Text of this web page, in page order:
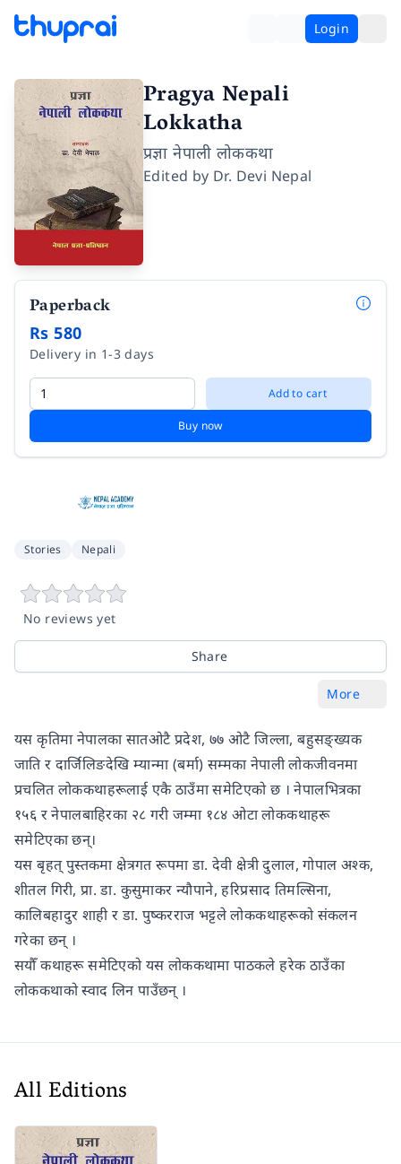
Login
Pragya Nepali
Lokkatha
प्रज्ञा नेपाली लोककथा
Edited by Dr. Devi Nepal
Paperback
Rs 580
Delivery in 1-3 days
Add to cart
Buy now
Stories Nepali
No reviews yet
Share
More
यस कृतिमा नेपालका सातओटै प्रदेश, ७७ ओटै जिल्ला, बहुसङ्ख्यक
जाति र दार्जिलिङदेखि म्यान्मा (बर्मा) सम्मका नेपाली लोकजीवनमा
प्रचलित लोककथाहरूलाई एकै ठाउँमा समेटिएको छ । नेपालभित्रका
१५६ र नेपालबाहिरका २८ गरी जम्मा १८४ ओटा लोककथाहरू
समेटिएका छन्।
यस बृहत् पुस्तकमा क्षेत्रगत रूपमा डा. देवी क्षेत्री दुलाल, गोपाल अश्क,
शीतल गिरी, प्रा. डा. कुसुमाकर न्यौपाने, हरिप्रसाद तिमल्सिना,
कालिबहादुर शाही र डा. पुष्करराज भट्टले लोककथाहरूको संकलन
गरेका छन् ।
सयौँ कथाहरू समेटिएको यस लोककथामा पाठकले हरेक ठाउँका
लोककथाको स्वाद लिन पाउँछन् ।
All Editions